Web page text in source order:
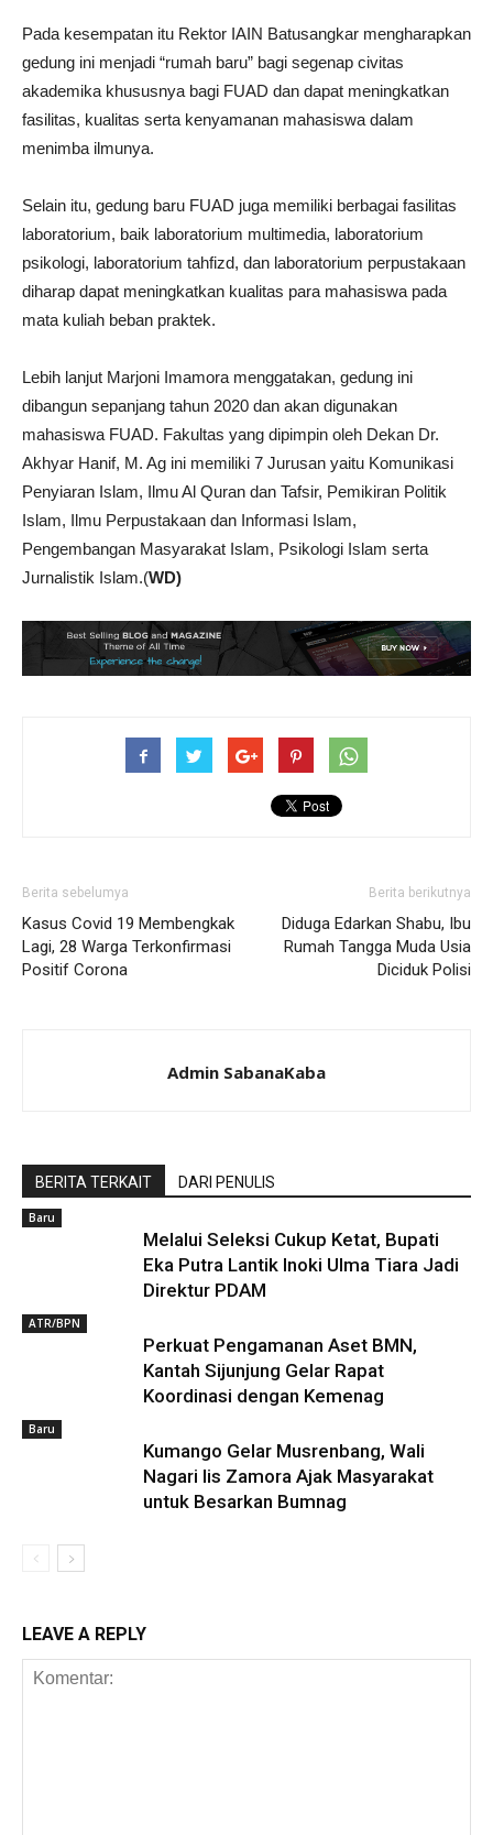
Pada kesempatan itu Rektor IAIN Batusangkar mengharapkan
gedung ini menjadi “rumah baru” bagi segenap civitas
akademika khususnya bagi FUAD dan dapat meningkatkan
fasilitas, kualitas serta kenyamanan mahasiswa dalam
menimba ilmunya.
Selain itu, gedung baru FUAD juga memiliki berbagai fasilitas
laboratorium, baik laboratorium multimedia, laboratorium
psikologi, laboratorium tahfizd, dan laboratorium perpustakaan
diharap dapat meningkatkan kualitas para mahasiswa pada
mata kuliah beban praktek.
Lebih lanjut Marjoni Imamora menggatakan, gedung ini
dibangun sepanjang tahun 2020 dan akan digunakan
mahasiswa FUAD. Fakultas yang dipimpin oleh Dekan Dr.
Akhyar Hanif, M. Ag ini memiliki 7 Jurusan yaitu Komunikasi
Penyiaran Islam, Ilmu Al Quran dan Tafsir, Pemikiran Politik
Islam, Ilmu Perpustakaan dan Informasi Islam,
Pengembangan Masyarakat Islam, Psikologi Islam serta
Jurnalistik Islam.(WD)
Berita sebelumya
Kasus Covid 19 Membengkak
Lagi, 28 Warga Terkonfirmasi
Positif Corona
Berita berikutnya
Diduga Edarkan Shabu, Ibu
Rumah Tangga Muda Usia
Diciduk Polisi
Admin SabanaKaba
BERITA TERKAIT DARI PENULIS
Baru
Melalui Seleksi Cukup Ketat, Bupati
Eka Putra Lantik Inoki Ulma Tiara Jadi
Direktur PDAM
ATR/BPN
Perkuat Pengamanan Aset BMN,
Kantah Sijunjung Gelar Rapat
Koordinasi dengan Kemenag
Baru
Kumango Gelar Musrenbang, Wali
Nagari Iis Zamora Ajak Masyarakat
untuk Besarkan Bumnag
LEAVE A REPLY